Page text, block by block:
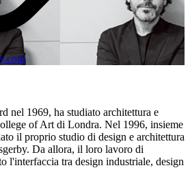
nel 1969, ha studiato architettura e
of Art di Londra. Nel 1996, insieme
il proprio studio di design e architettura
Da allora, il loro lavoro di
l'interfaccia tra design industriale, design